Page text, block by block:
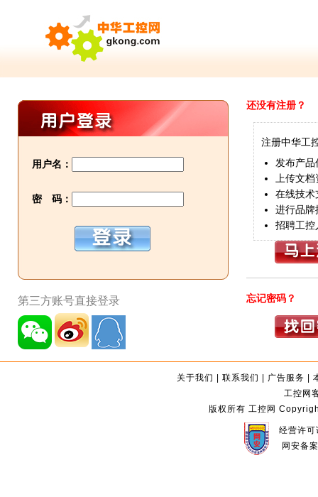
用户名：
密 码：
第三方账号直接登录
还没有注册？
注册中华工
发布产品
上传文档
在线技术
进行品牌
招聘工控
忘记密码？
关于我们 |联系我们 | 广告服务 |
工控网
版权所有 工控网
经营许
网安备